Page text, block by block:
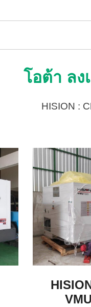
โอต้า ลง
HISION :